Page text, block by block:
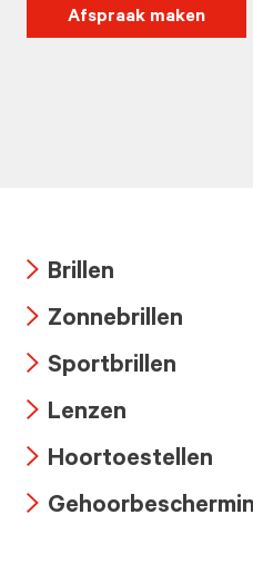
Afspraak maken
icon
Brillen
icon
Zonnebrillen
icon
Sportbrillen
icon
Lenzen
icon
Hoortoestellen